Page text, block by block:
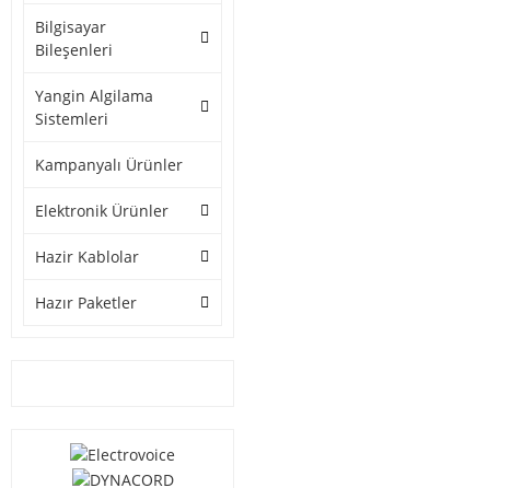
Bilgisayar
Bileşenleri
Yangin Algilama
Sistemleri
Kampanyalı Ürünler
Elektronik Ürünler
Hazir Kablolar
Hazır Paketler